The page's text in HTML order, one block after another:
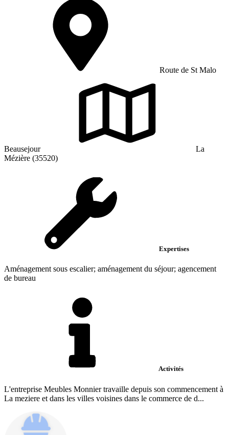
Route de St Malo
Beausejour
La
Mézière (35520)
Expertises
Aménagement sous escalier; aménagement du séjour; agencement
de bureau
Activités
L'entreprise Meubles Monnier travaille depuis son commencement à
La meziere et dans les villes voisines dans le commerce de d...